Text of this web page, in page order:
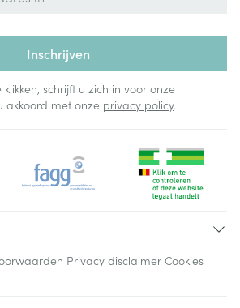
Inschrijven
schrijft u zich in voor onze
akkoord met onze privacy policy.
Privacy disclaimer Cookies